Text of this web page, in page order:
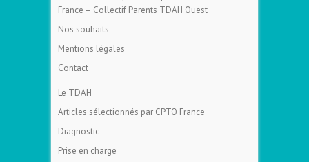
France – Collectif Parents TDAH Ouest
Nos souhaits
Mentions légales
Contact
Le TDAH
Articles sélectionnés par CPTO France
Diagnostic
Prise en charge